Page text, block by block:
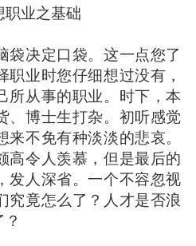
业之基础
决定口袋。这一点您了
业时您仔细想过没有，
所从事的职业。时下，本
、博士生打杂。初听感觉
不免有种淡淡的悲哀。
高令人羡慕，但是最后的
发人深省。一个不容忽视
究竟怎么了？人才是否浪